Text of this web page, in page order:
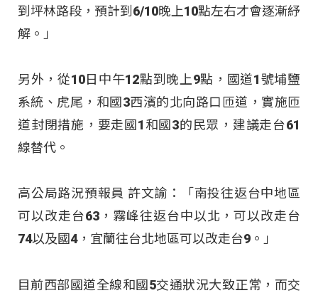
到坪林路段，預計到6/10晚上10點左右才會逐漸紓
解。」
另外，從10日中午12點到晚上9點，國道1號埔鹽
系統、虎尾，和國3西濱的北向路口匝道，實施匝
道封閉措施，要走國1和國3的民眾，建議走台61
線替代。
高公局路況預報員 許文諭：「南投往返台中地區
可以改走台63，霧峰往返台中以北，可以改走台
74以及國4，宜蘭往台北地區可以改走台9。」
目前西部國道全線和國5交通狀況大致正常，而交